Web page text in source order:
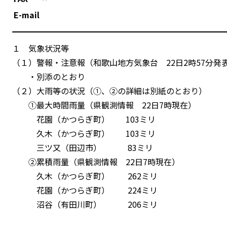
E-mail
１ 気象状況等
（１）警報・注意報（和歌山地方気象台 22日2時57分発
・別添のとおり
（２）大雨等の状況（①、②の詳細は別紙のとおり）
①最大時間雨量（県観測情報 22日7時現在）
花園（かつらぎ町） 103ミリ
久木（かつらぎ町） 103ミリ
三ツ又（田辺市） 83ミリ
②累積雨量（県観測情報 22日7時現在）
久木（かつらぎ町） 262ミリ
花園（かつらぎ町） 224ミリ
沼谷（有田川町） 206ミリ